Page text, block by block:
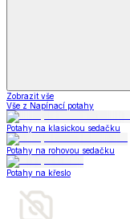
Zobrazit vše
Vše z Napínací potahy
Potahy na klasickou sedačku
Potahy na rohovou sedačku
Potahy na křeslo